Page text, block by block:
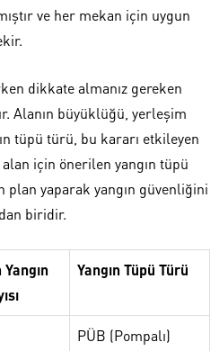
ve her mekan için uygun
dikkate almanız gereken
Alanın büyüklüğü, yerleşim
tüpü türü, bu kararı etkileyen
için önerilen yangın tüpü
plan yaparak yangın güvenliğini
biridir.
Yangın Tüpü Türü
PÜB (Pompalı)